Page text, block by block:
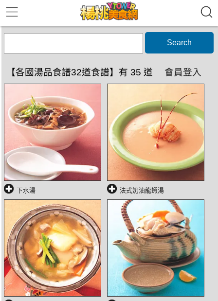
Search
【各國湯品食譜32道食譜】有 35 道 會員登入
下水湯 法式奶油龍蝦湯